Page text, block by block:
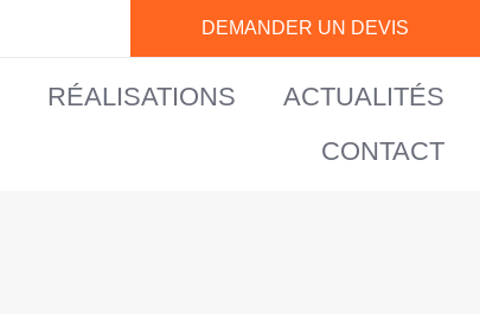
DEMANDER UN DEVIS
RÉALISATIONS
ACTUALITÉS
CONTACT